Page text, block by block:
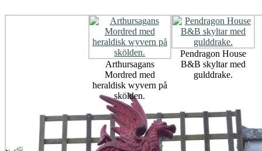
Arthursagans
Mordred med
heraldisk wyvern på
skölden.
Pendragon House
B&B skyltar med
gulddrake.